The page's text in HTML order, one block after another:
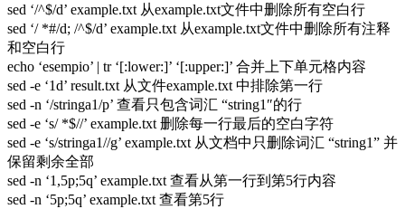
sed ‘/^$/d’ example.txt 从example.txt文件中删除所有空白行
sed ‘/ *#/d; /^$/d’ example.txt 从example.txt文件中删除所有注释
和空白行
echo ‘esempio’ | tr ‘[:lower:]’ ‘[:upper:]’ 合并上下单元格内容
sed -e ‘1d’ result.txt 从文件example.txt 中排除第一行
sed -n ‘/stringa1/p’ 查看只包含词汇 “string1″的行
sed -e ‘s/ *$//’ example.txt 删除每一行最后的空白字符
sed -e ‘s/stringa1//g’ example.txt 从文档中只删除词汇 “string1” 并
保留剩余全部
sed -n ‘1,5p;5q’ example.txt 查看从第一行到第5行内容
sed -n ‘5p;5q’ example.txt 查看第5行